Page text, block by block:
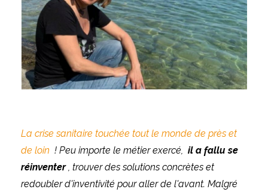
La crise sanitaire touchée tout le monde de près et
de loin ! Peu importe le métier exercé, il a fallu se
réinventer, trouver des solutions concrètes et
redoubler d'inventivité pour aller de l'avant. Malgré